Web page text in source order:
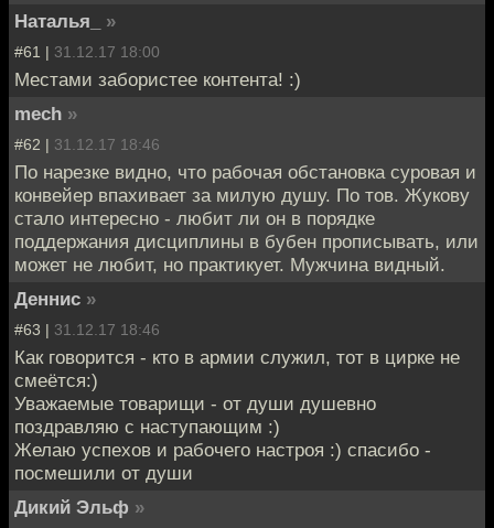
Наталья_
»
#61 | 31.12.17 18:00
Местами забористее контента! :)
mech »
#62 | 31.12.17 18:46
По нарезке видно, что рабочая обстановка суровая и
конвейер впахивает за милую душу. По тов. Жукову
стало интересно - любит ли он в порядке
поддержания дисциплины в бубен прописывать, или
может не любит, но практикует. Мужчина видный.
Деннис »
#63 | 31.12.17 18:46
Как говорится - кто в армии служил, тот в цирке не
смеётся:)
Уважаемые товарищи - от души душевно
поздравляю с наступающим :)
Желаю успехов и рабочего настроя :) спасибо -
посмешили от души
Дикий Эльф »